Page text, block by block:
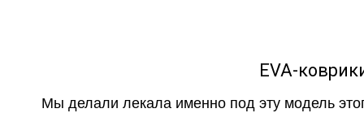
EVA-
Мы делали лекала именно под эту модель